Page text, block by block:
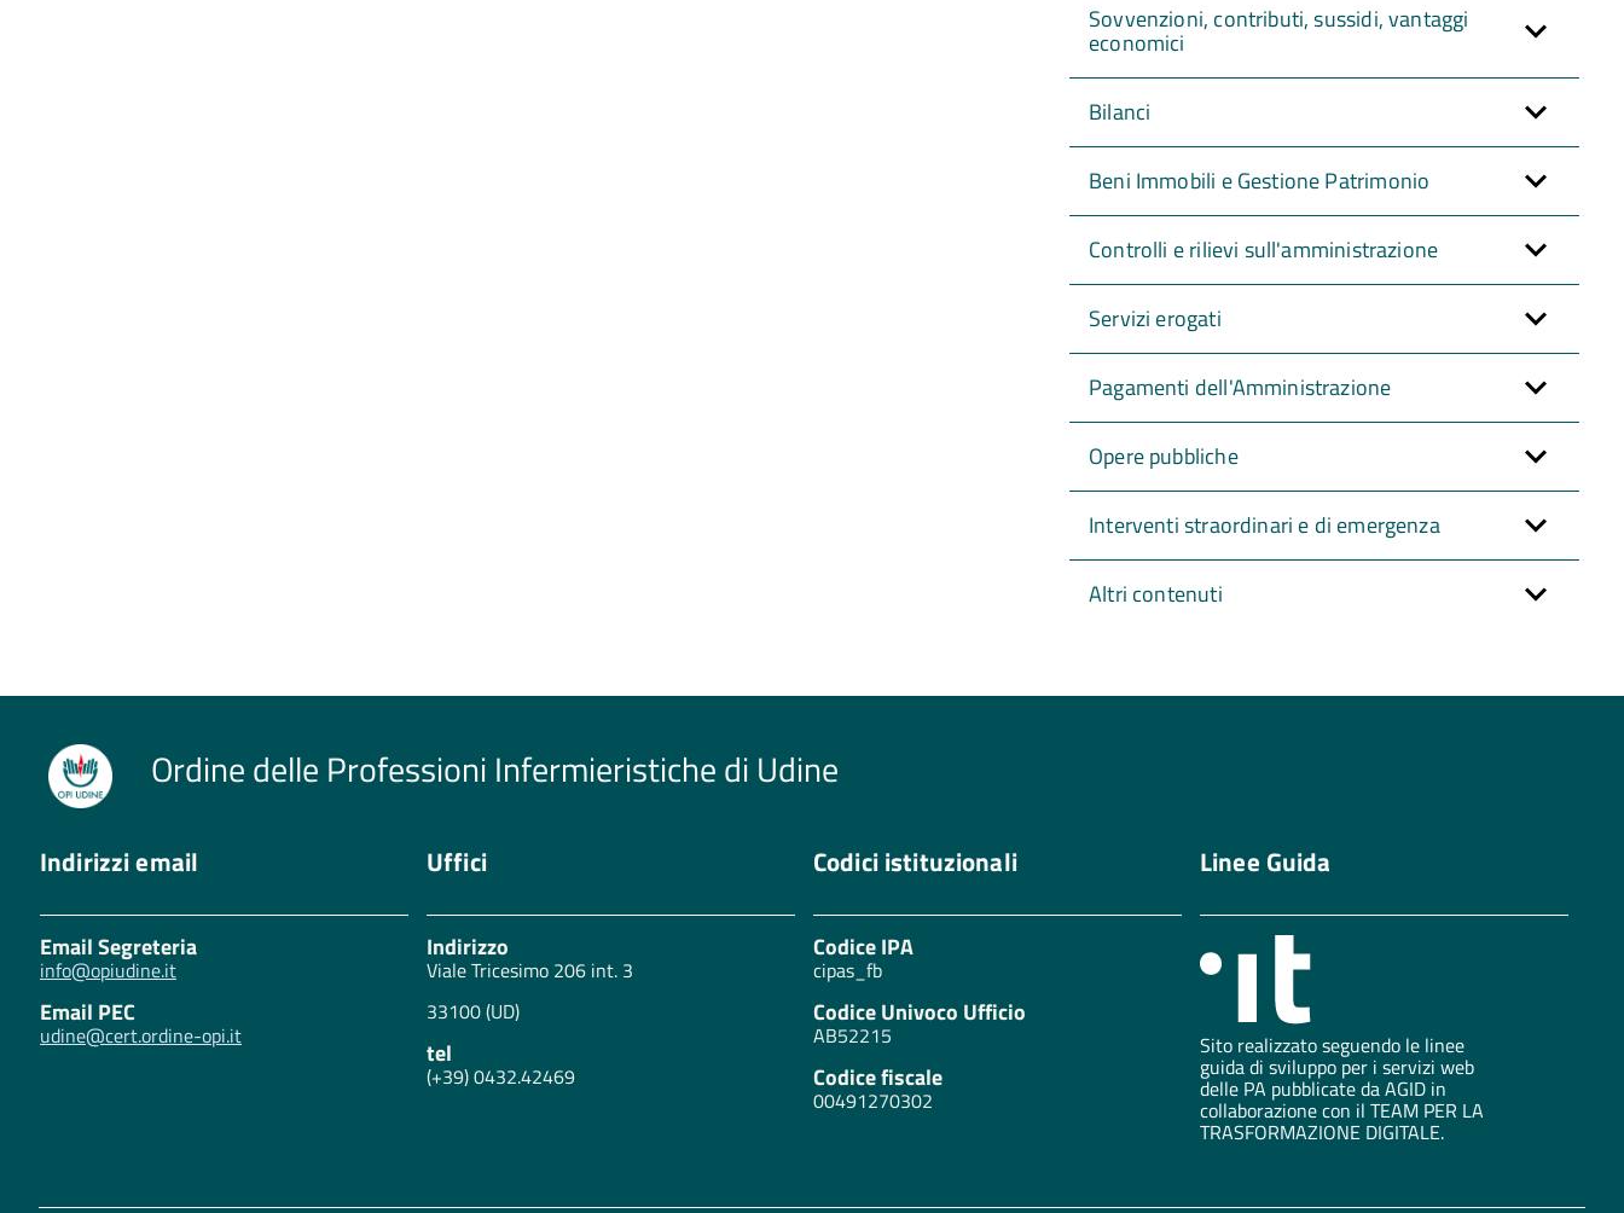
Sovvenzioni, contributi, sussidi, vantaggi
economici
Bilanci
Beni Immobili e Gestione Patrimonio
Controlli e rilievi sull'amministrazione
Servizi erogati
Pagamenti dell'Amministrazione
Opere pubbliche
Interventi straordinari e di emergenza
Altri contenuti
Ordine delle Professioni Infermieristiche di Udine
Indirizzi email
Email Segreteria
info@opiudine.it
Email PEC
udine@cert.ordine-opi.it
Uffici
Indirizzo
Viale Tricesimo 206 int. 3
33100 (UD)
tel
(+39) 0432.42469
Codici istituzionali
Codice IPA
cipas_fb
Codice Univoco Ufficio
AB52215
Codice fiscale
00491270302
Linee Guida
Sito realizzato seguendo le linee
guida di sviluppo per i servizi web
delle PA pubblicate da AGID in
collaborazione con il TEAM PER LA
TRASFORMAZIONE DIGITALE.